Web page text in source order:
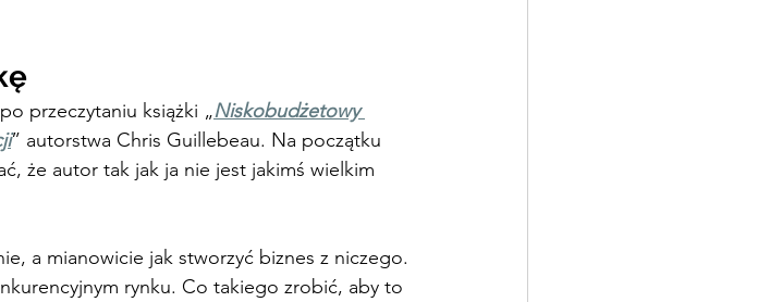
przeczytaniu książki „Niskobudżetowy
” autorstwa Chris Guillebeau. Na początku
że autor tak jak ja nie jest jakimś wielkim
a mianowicie jak stworzyć biznes z niczego.
rynku. Co takiego zrobić, aby to